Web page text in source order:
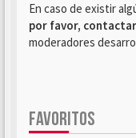
En caso de existir
por favor,
moderadores
FAVORITOS